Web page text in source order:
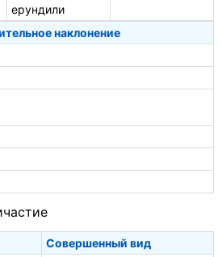
ерундили
наклонение
Совершенный вид